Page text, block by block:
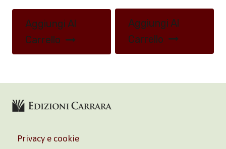
Aggiungi Al
Carrello
Aggiungi Al
Carrello
Privacy e cookie